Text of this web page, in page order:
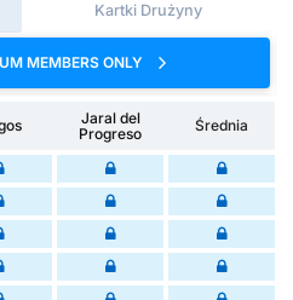
Kartki Drużyny
MEMBERS ONLY
Jaral del
Progreso
Średnia